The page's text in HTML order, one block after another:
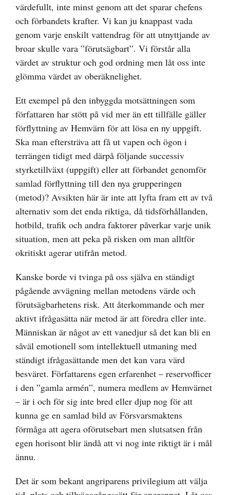
värdefullt, inte minst genom att det sparar chefens
och förbandets krafter. Vi kan ju knappast vada
genom varje enskilt vattendrag för att utnyttjande av
broar skulle vara ”förutsägbart”. Vi förstår alla
värdet av struktur och god ordning men låt oss inte
glömma värdet av oberäknelighet.
Ett exempel på den inbyggda motsättningen som
författaren har stött på vid mer än ett tillfälle gäller
förflyttning av Hemvärn för att lösa en ny uppgift.
Ska man eftersträva att få ut vapen och ögon i
terrängen tidigt med därpå följande successiv
styrketillväxt (uppgift) eller att förbandet genomför
samlad förflyttning till den nya grupperingen
(metod)? Avsikten här är inte att lyfta fram ett av två
alternativ som det enda riktiga, då tidsförhållanden,
hotbild, trafik och andra faktorer påverkar varje unik
situation, men att peka på risken om man alltför
okritiskt agerar utifrån metod.
Kanske borde vi tvinga på oss själva en ständigt
pågående avvägning mellan metodens värde och
förutsägbarhetens risk. Att återkommande och mer
aktivt ifrågasätta när metod är att föredra eller inte.
Människan är något av ett vanedjur så det kan bli en
såväl emotionell som intellektuell utmaning med
ständigt ifrågasättande men det kan vara värd
besväret. Författarens egen erfarenhet – reservofficer
i den ”gamla armén”, numera medlem av Hemvärnet
– är i och för sig inte bred eller djup nog för att
kunna ge en samlad bild av Försvarsmaktens
förmåga att agera oförutsebart men slutsatsen från
egen horisont blir ändå att vi nog inte riktigt är i mål
ännu.
Det är som bekant angriparens privilegium att välja